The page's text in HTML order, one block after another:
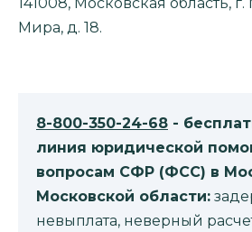
Мира, д. 18.
8-800-350-24-68 -
линия юридической
вопросам CФР (ФСС) в
Московской области:
невыплата, неверный